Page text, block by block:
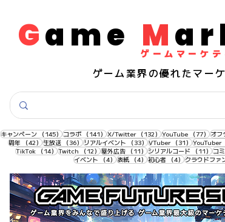
Game M
ゲームマーケ
​ゲーム業界の優れたマー
キャンペーン （145）145件の記事
コラボ （141）141件の記事
X/Twitter （132）132件の記事
YouTube （77）77件
オフ
周年
（42）42件の記事
生放送 （36）36件の記事
リアルイベント （33）33件の記事
VTuber （31）31件の記事
YouTuber
TikTok （14）14件の記事
Twitch （12）12件の記事
屋外広告 （11）11件の記事
シリアルコード （11）11
コ
イベント
（4）4件の記事
表紙 （4）4件の記事
初心者 （4）4件の記事
クラウドファ